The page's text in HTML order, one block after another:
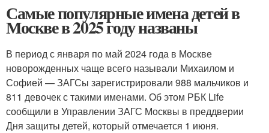
Самые популярные имена детей в
Москве в 2025 году названы
В период с января по май 2024 года в Москве
новорожденных чаще всего называли Михаилом и
Софией — ЗАГСы зарегистрировали 988 мальчиков и
811 девочек с такими именами. Об этом РБК Life
сообщили в Управлении ЗАГС Москвы в преддверии
Дня защиты детей, который отмечается 1 июня.